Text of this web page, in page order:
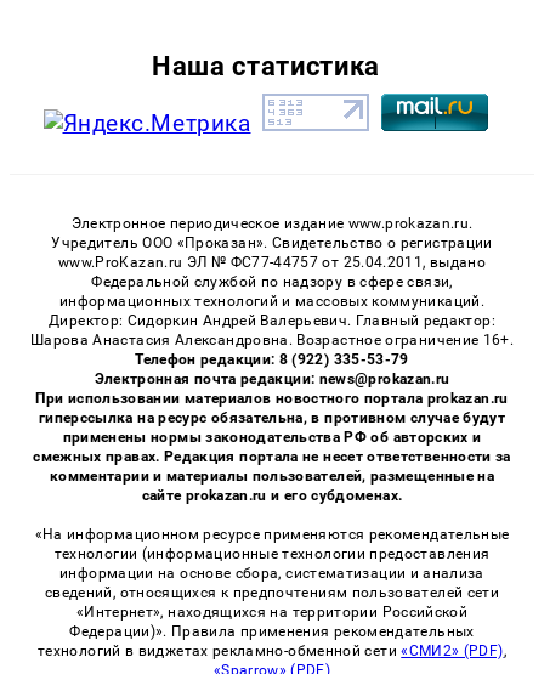
Наша статистика
Электронное периодическое издание www.prokazan.ru.
Учредитель ООО «Проказан». Cвидетельство о регистрации
www.ProKazan.ru ЭЛ № ФС77-44757 от 25.04.2011, выдано
Федеральной службой по надзору в сфере связи,
информационных технологий и массовых коммуникаций.
Директор: Сидоркин Андрей Валерьевич. Главный редактор:
Шарова Анастасия Александровна. Возрастное ограничение 16+.
Телефон редакции: 8 (922) 335-53-79
Электронная почта редакции: news@prokazan.ru
При использовании материалов новостного портала prokazan.ru
гиперссылка на ресурс обязательна, в противном случае будут
применены нормы законодательства РФ об авторских и
смежных правах. Редакция портала не несет ответственности за
комментарии и материалы пользователей, размещенные на
сайте prokazan.ru и его субдоменах.
«На информационном ресурсе применяются рекомендательные
технологии (информационные технологии предоставления
информации на основе сбора, систематизации и анализа
сведений, относящихся к предпочтениям пользователей сети
«Интернет», находящихся на территории Российской
Федерации)». Правила применения рекомендательных
технологий в виджетах рекламно-обменной сети«СМИ2» (PDF),
«Sparrow» (PDF)